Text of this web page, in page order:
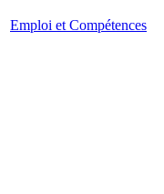
Emploi et Compétences